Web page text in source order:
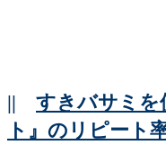
|| すきバサミを
ト』のリピート